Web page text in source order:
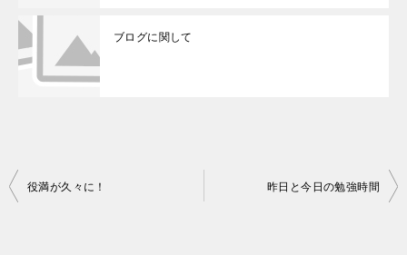
ブログに関して
投
役満が久々に！ 昨日と今日の勉強時間